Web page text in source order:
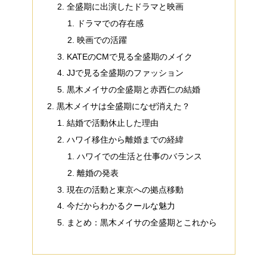
全盛期に出演したドラマと映画
ドラマでの存在感
映画での活躍
KATEのCMで見る全盛期のメイク
JJで見る全盛期のファッション
黒木メイサの全盛期と赤西仁の結婚
黒木メイサは全盛期になぜ消えた？
結婚で活動休止した理由
ハワイ移住から離婚までの経緯
ハワイでの生活と仕事のバランス
離婚の発表
現在の活動と東京への拠点移動
今だからわかるクールな魅力
まとめ：黒木メイサの全盛期とこれから